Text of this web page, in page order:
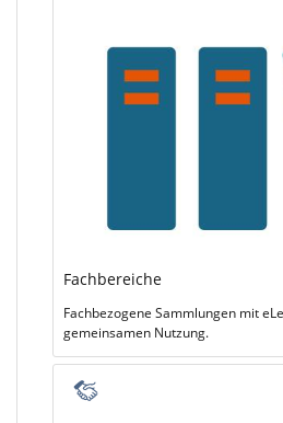
Fachbereiche
Fachbezogene Sammlungen mit
gemeinsamen Nutzung.